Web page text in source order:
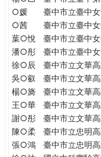
格。r
e
○媛
臺中市立臺中
○茜
臺中市立臺中
葉○悅
臺中市立臺中
潘○彤
臺中市立臺中
徐○辰
臺中市立文華
吳○叡
臺中市立文華
楊○旖
臺中市立文華
王○華
臺中市立文華
謝○彤
臺中市立文華
陳○柔
臺中市立忠明
張○鴻
臺中市立忠明